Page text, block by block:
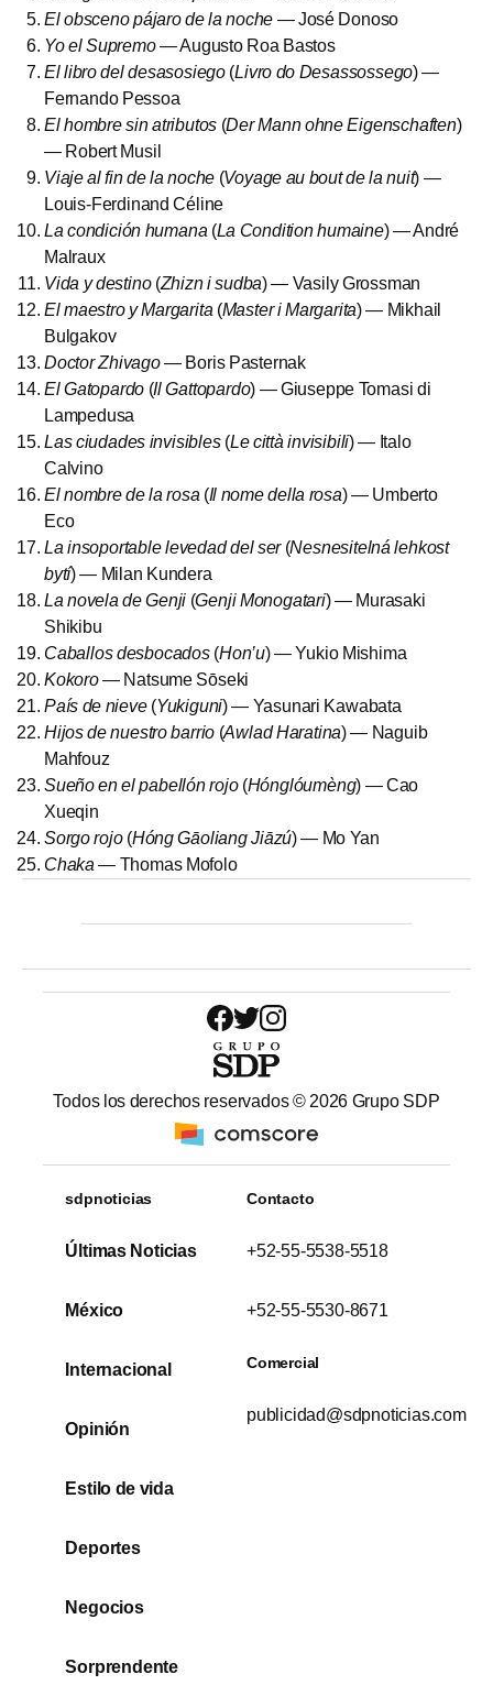
El obsceno pájaro de la noche — José Donoso
Yo el Supremo— Augusto Roa Bastos
El libro del desasosiego (Livro do Desassossego) —
Fernando Pessoa
El hombre sin atributos (Der Mann ohne Eigenschaften)
— Robert Musil
Viaje al fin de la noche (Voyage au bout de la nuit) —
Louis-Ferdinand Céline
La condición humana (La Condition humaine) — André
Malraux
Vida y destino(Zhizn i sudba) — Vasily Grossman
El maestro y Margarita (Master i Margarita) — Mikhail
Bulgakov
Doctor Zhivago— Boris Pasternak
El Gatopardo (Il Gattopardo) — Giuseppe Tomasi di
Lampedusa
Las ciudades invisibles(Le città invisibili) — Italo
Calvino
El nombre de la rosa (Il nome della rosa) — Umberto
Eco
La insoportable levedad del ser(Nesnesitelná lehkost
bytí) — Milan Kundera
La novela de Genji (Genji Monogatari) — Murasaki
Shikibu
Caballos desbocados(Hon’u) — Yukio Mishima
Kokoro— Natsume Sōseki
País de nieve(Yukiguni) — Yasunari Kawabata
Hijos de nuestro barrio (Awlad Haratina) — Naguib
Mahfouz
Sueño en el pabellón rojo(Hónglóumèng) — Cao
Xueqin
Sorgo rojo(Hóng Gāoliang Jiāzú) — Mo Yan
Chaka — Thomas Mofolo
Todos los derechos reservados © 2026 Grupo SDP
sdpnoticias
Últimas Noticias
México
Internacional
Opinión
Estilo de vida
Deportes
Negocios
Sorprendente
Contacto
+52-55-5538-5518
+52-55-5530-8671
Comercial
publicidad@sdpnoticias.com